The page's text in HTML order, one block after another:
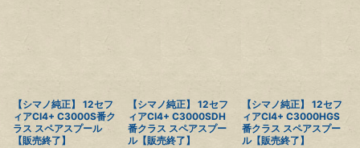
【シマノ純正】 12セフ
ィアCI4+ C3000S番ク
ラス スペアスプール
【販売終了】
【シマノ純正】 12セフ
ィアCI4+ C3000SDH
番クラス スペアスプー
ル【販売終了】
【シマノ純正】 12セフ
ィアCI4+ C3000HGS
番クラス スペアスプー
ル【販売終了】